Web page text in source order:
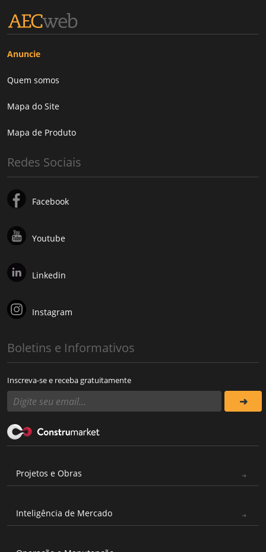
Anuncie
Quem somos
Mapa do Site
Mapa de Produto
Redes Sociais
Facebook
Youtube
Linkedin
Instagram
Boletins e Informativos
Inscreva-se e receba gratuitamente
Projetos e Obras
Inteligência de Mercado